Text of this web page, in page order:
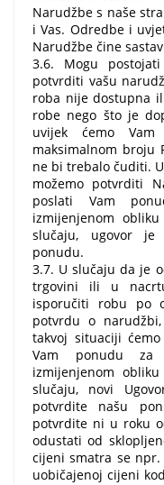
Narudžbe s naše
i Vas. Odredbe i
Narudžbe čine
3.6. Mogu
potvrditi vašu
roba nije dostupna
robe nego što je
uvijek ćemo
maksimalnom broju
ne bi trebalo čuditi.
možemo potvrditi
poslati Vam
izmijenjenom
slučaju, ugovor je
ponudu.
3.7. U slučaju da je
trgovini ili u
isporučiti robu po
potvrdu o
takvoj situaciji
Vam ponudu za
izmijenjenom
slučaju, novi
potvrdite našu
potvrdite ni u roku
odustati od
cijeni smatra se
uobičajenoj cijeni